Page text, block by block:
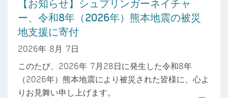
【お知らせ】シュプリンガーネイチャ
ー、令和8年（2026年）熊本地震の被災
地支援に寄付
2026年 8月 7日
このたび、2026年 7月28日に発生した令和8年
（2026年）熊本地震により被災された皆様に、心よ
りお見舞い申し上げます。